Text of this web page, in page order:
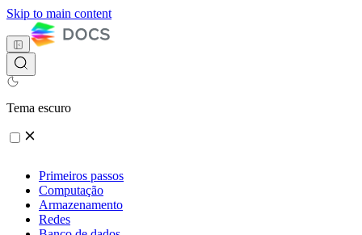
Skip to main content
Tema escuro
Primeiros passos
Computação
Armazenamento
Redes